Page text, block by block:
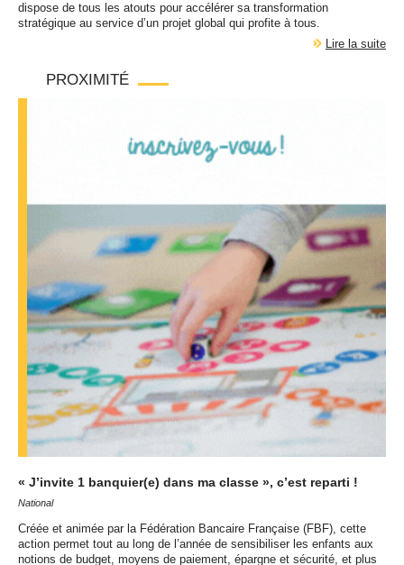
dispose de tous les atouts pour accélérer sa transformation
stratégique au service d’un projet global qui profite à tous.
Lire la suite
PROXIMITÉ
« J’invite 1 banquier(e) dans ma classe », c’est reparti !
National
Créée et animée par la Fédération Bancaire Française (FBF), cette
action permet tout au long de l’année de sensibiliser les enfants aux
notions de budget, moyens de paiement, épargne et sécurité, et plus